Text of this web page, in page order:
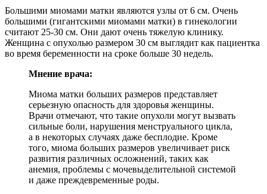
Большими миомами матки являются узлы от 6 см. Очень
большими (гигантскими миомами матки) в гинекологии
считают 25-30 см. Они дают очень тяжелую клинику.
Женщина с опухолью размером 30 см выглядит как пациентка
во время беременности на сроке больше 30 недель.
Мнение врача:
Миома матки больших размеров представляет
серьезную опасность для здоровья женщины.
Врачи отмечают, что такие опухоли могут вызвать
сильные боли, нарушения менструального цикла,
а в некоторых случаях даже бесплодие. Кроме
того, миома больших размеров увеличивает риск
развития различных осложнений, таких как
анемия, проблемы с мочевыделительной системой
и даже преждевременные роды.